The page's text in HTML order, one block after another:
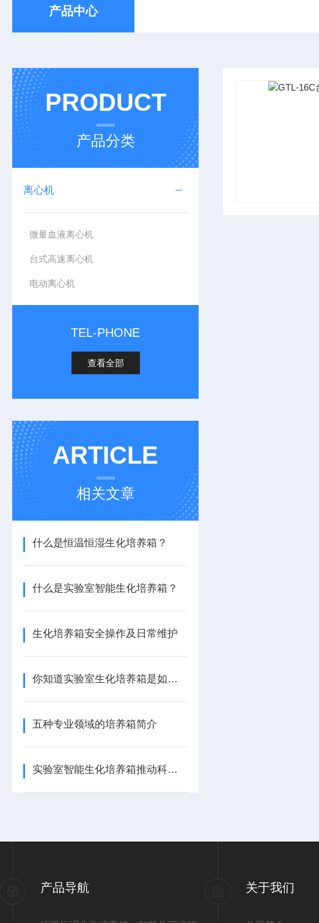
产品中心
PRODUCT
产品分类
离心机
微量血液离心机
台式高速离心机
电动离心机
TEL-PHONE
查看全部
ARTICLE
相关文章
什么是恒温恒湿生化培养箱？
什么是实验室智能生化培养箱？
生化培养箱安全操作及日常维护
你知道实验室生化培养箱是如何进行细菌培养吗
五种专业领域的培养箱简介
实验室智能生化培养箱推动科学研究与创新
产品导航 关于我们